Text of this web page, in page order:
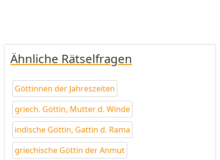
Ähnliche Rätselfragen
Göttinnen der Jahreszeiten
griech. Göttin, Mutter d. Winde
indische Göttin, Gattin d. Rama
griechische Göttin der Anmut